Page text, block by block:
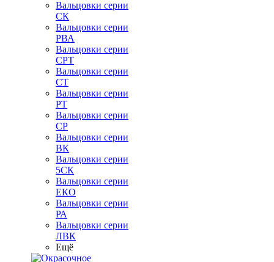
Вальцовки серии
СК
Вальцовки серии
РВА
Вальцовки серии
СРТ
Вальцовки серии
СТ
Вальцовки серии
РТ
Вальцовки серии
СР
Вальцовки серии
ВК
Вальцовки серии
5СК
Вальцовки серии
ЕКО
Вальцовки серии
РА
Вальцовки серии
ЛВК
Ещё